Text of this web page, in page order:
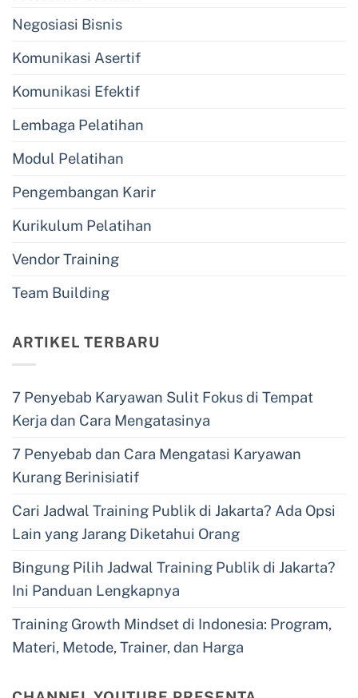
Negosiasi Bisnis
Komunikasi Asertif
Komunikasi Efektif
Lembaga Pelatihan
Modul Pelatihan
Pengembangan Karir
Kurikulum Pelatihan
Vendor Training
Team Building
ARTIKEL TERBARU
7 Penyebab Karyawan Sulit Fokus di Tempat
Kerja dan Cara Mengatasinya
7 Penyebab dan Cara Mengatasi Karyawan
Kurang Berinisiatif
Cari Jadwal Training Publik di Jakarta? Ada Opsi
Lain yang Jarang Diketahui Orang
Bingung Pilih Jadwal Training Publik di Jakarta?
Ini Panduan Lengkapnya
Training Growth Mindset di Indonesia: Program,
Materi, Metode, Trainer, dan Harga